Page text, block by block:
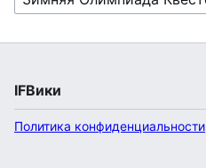
IFВики
Политика конфиденциальности